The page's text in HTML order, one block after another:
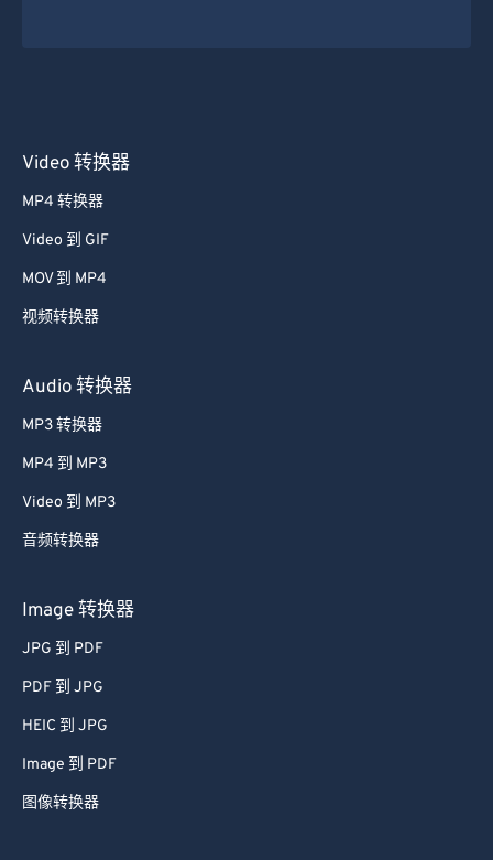
Video 转换器
MP4 转换器
Video 到 GIF
MOV 到 MP4
视频转换器
Audio 转换器
MP3 转换器
MP4 到 MP3
Video 到 MP3
音频转换器
Image 转换器
JPG 到 PDF
PDF 到 JPG
HEIC 到 JPG
Image 到 PDF
图像转换器